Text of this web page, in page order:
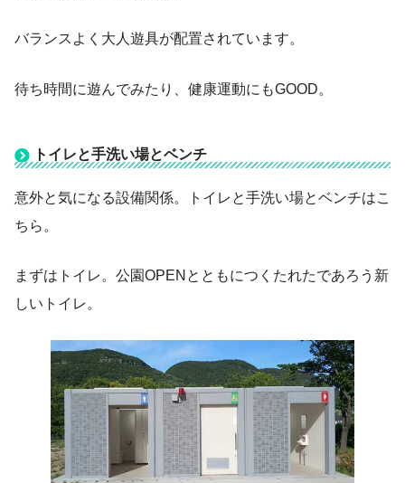
バランスよく大人遊具が配置されています。
待ち時間に遊んでみたり、健康運動にもGOOD。
トイレと手洗い場とベンチ
意外と気になる設備関係。トイレと手洗い場とベンチはこ
ちら。
まずはトイレ。公園OPENとともにつくたれたであろう新
しいトイレ。